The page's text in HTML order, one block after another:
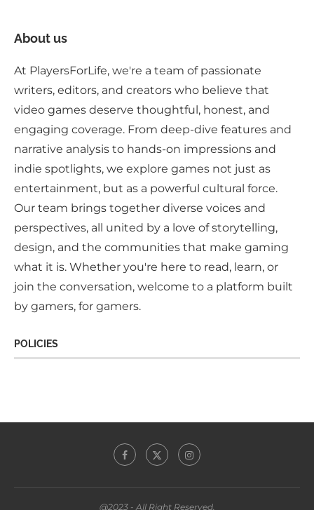
About us
At PlayersForLife, we're a team of passionate
writers, editors, and creators who believe that
video games deserve thoughtful, honest, and
engaging coverage. From deep-dive features and
narrative analysis to hands-on impressions and
indie spotlights, we explore games not just as
entertainment, but as a powerful cultural force.
Our team brings together diverse voices and
perspectives, all united by a love of storytelling,
design, and the communities that make gaming
what it is. Whether you're here to read, learn, or
join the conversation, welcome to a platform built
by gamers, for gamers.
POLICIES
@2023 - All Right Reserved.